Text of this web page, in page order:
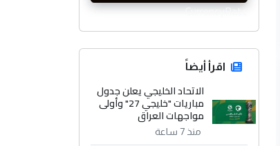
CurrencyRate
اقرأ أيضاً
الاتحاد الخليجي يعلن جدول
مباريات "خليجي 27" وأولى
مواجهات العراق
منذ 7 ساعة